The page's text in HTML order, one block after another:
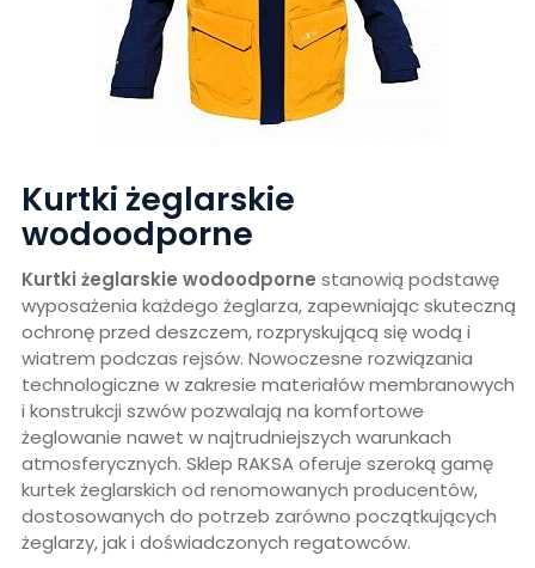
Kurtki żeglarskie
wodoodporne
Kurtki żeglarskie wodoodporne stanowią podstawę
wyposażenia każdego żeglarza, zapewniając skuteczną
ochronę przed deszczem, rozpryskującą się wodą i
wiatrem podczas rejsów. Nowoczesne rozwiązania
technologiczne w zakresie materiałów membranowych
i konstrukcji szwów pozwalają na komfortowe
żeglowanie nawet w najtrudniejszych warunkach
atmosferycznych. Sklep RAKSA oferuje szeroką gamę
kurtek żeglarskich od renomowanych producentów,
dostosowanych do potrzeb zarówno początkujących
żeglarzy, jak i doświadczonych regatowców.